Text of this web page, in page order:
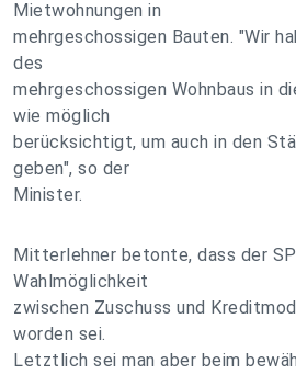
Mietwohnungen in
mehrgeschossigen Bauten. "Wir
des
mehrgeschossigen Wohnbaus in
wie möglich
berücksichtigt, um auch in den
geben", so der
Minister.
Mitterlehner betonte, dass der
Wahlmöglichkeit
zwischen Zuschuss und
worden sei.
Letztlich sei man aber beim